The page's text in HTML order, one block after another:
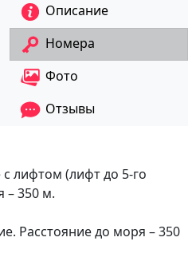
Описание
Номера
Фото
Отзывы
лифтом (лифт до 5-го
– 350 м.
Расстояние до моря – 350